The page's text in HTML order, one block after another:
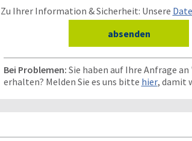
Zu Ihrer Information & Sicherheit: Unsere
Bei Problemen: Sie haben auf Ihre Anfrage
erhalten? Melden Sie es uns bitte hier, damit